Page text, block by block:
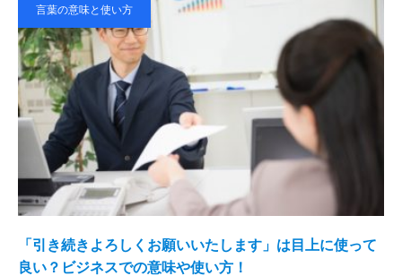
言葉の意味と使い方
「引き続きよろしくお願いいたします」は目上に使って
良い？ビジネスでの意味や使い方！